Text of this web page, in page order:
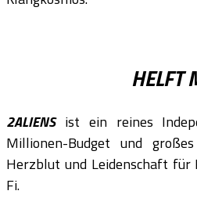
HELFT
2ALIENSist ein reines
Millionen-Budget und
Herzblut und Leidenschaft für
Fi.